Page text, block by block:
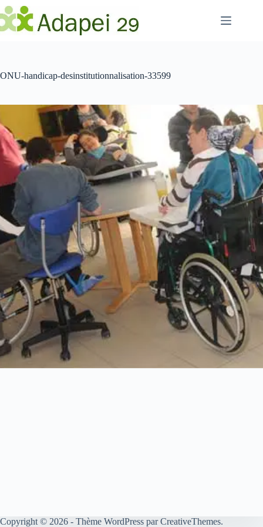
Passer
au
contenu
ONU-handicap-desinstitutionnalisation-33599
Copyright © 2026 - Thème WordPress parCreativeThemes.